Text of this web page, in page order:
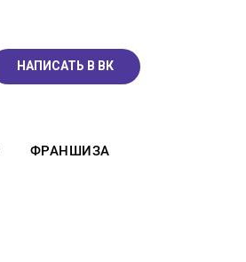
НАПИСАТЬ В ВК
ФРАНШИЗА